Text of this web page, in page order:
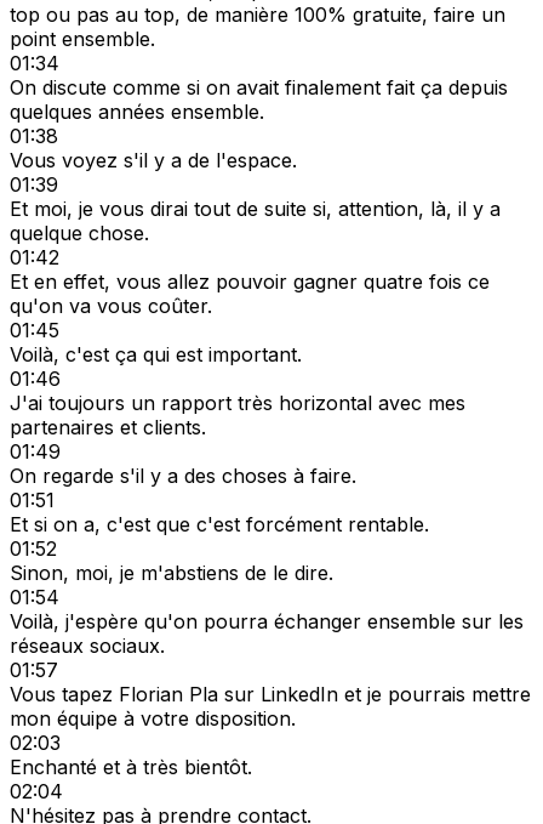
top ou pas au top, de manière 100% gratuite, faire un
point ensemble.
01:34
On discute comme si on avait finalement fait ça depuis
quelques années ensemble.
01:38
Vous voyez s'il y a de l'espace.
01:39
Et moi, je vous dirai tout de suite si, attention, là, il y a
quelque chose.
01:42
Et en effet, vous allez pouvoir gagner quatre fois ce
qu'on va vous coûter.
01:45
Voilà, c'est ça qui est important.
01:46
J'ai toujours un rapport très horizontal avec mes
partenaires et clients.
01:49
On regarde s'il y a des choses à faire.
01:51
Et si on a, c'est que c'est forcément rentable.
01:52
Sinon, moi, je m'abstiens de le dire.
01:54
Voilà, j'espère qu'on pourra échanger ensemble sur les
réseaux sociaux.
01:57
Vous tapez Florian Pla sur LinkedIn et je pourrais mettre
mon équipe à votre disposition.
02:03
Enchanté et à très bientôt.
02:04
N'hésitez pas à prendre contact.